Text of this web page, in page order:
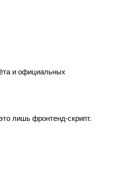
и официальных
лишь фронтенд‑скрипт.